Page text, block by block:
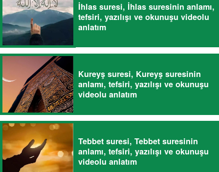
İhlas suresi, İhlas suresinin anlamı,
tefsiri, yazılışı ve okunuşu videolu
anlatım
Kureyş suresi, Kureyş suresinin
anlamı, tefsiri, yazılışı ve okunuşu
videolu anlatım
Tebbet suresi, Tebbet suresinin
anlamı, tefsiri, yazılışı ve okunuşu
videolu anlatım